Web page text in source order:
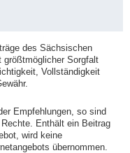
des Sächsischen
Sorgfalt
Vollständigkeit
Empfehlungen, so sind
Enthält ein Beitrag
wird keine
übernommen.